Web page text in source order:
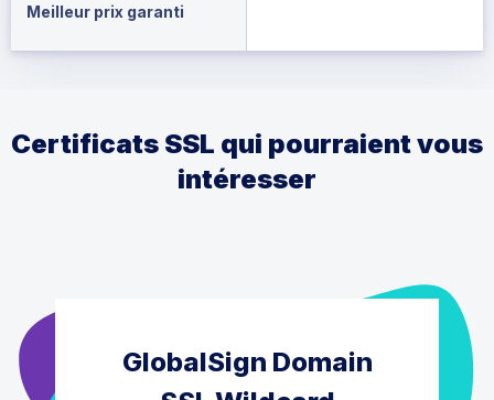
Meilleur prix garanti
Certificats SSL qui pourraient vous
intéresser
GlobalSign Domain